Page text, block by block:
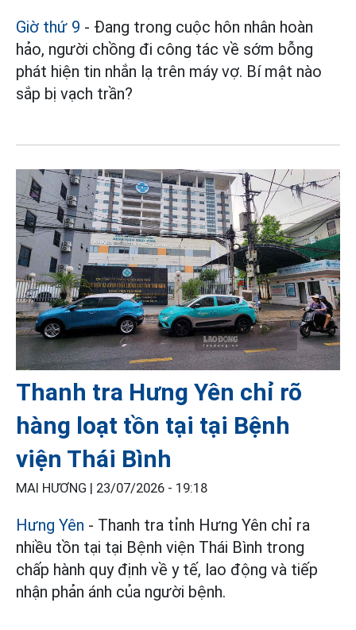
Giờ thứ 9 - Đang trong cuộc hôn nhân hoàn
hảo, người chồng đi công tác về sớm bỗng
phát hiện tin nhắn lạ trên máy vợ. Bí mật nào
sắp bị vạch trần?
Thanh tra Hưng Yên chỉ rõ
hàng loạt tồn tại tại Bệnh
viện Thái Bình
MAI HƯƠNG | 23/07/2026 - 19:18
Hưng Yên - Thanh tra tỉnh Hưng Yên chỉ ra
nhiều tồn tại tại Bệnh viện Thái Bình trong
chấp hành quy định về y tế, lao động và tiếp
nhận phản ánh của người bệnh.